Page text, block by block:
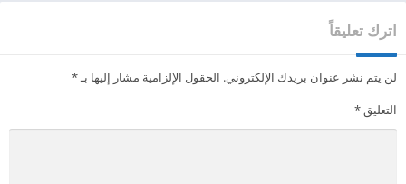
اترك تعليقاً
لن يتم نشر عنوان بريدك الإلكتروني. الحقول الإلزامية مشار إليها بـ*
التعليق*